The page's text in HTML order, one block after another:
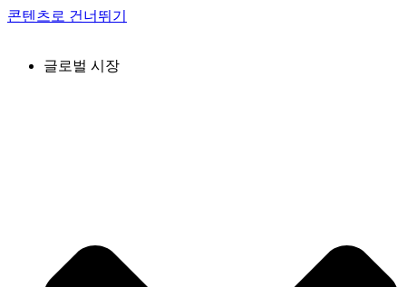
콘텐츠로 건너뛰기
글로벌 시장